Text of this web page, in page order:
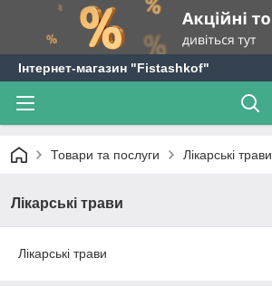
Інтернет-магазин "Fistashkof"
Товари та послуги Лікарські трави
Лікарські трави
Лікарські трави